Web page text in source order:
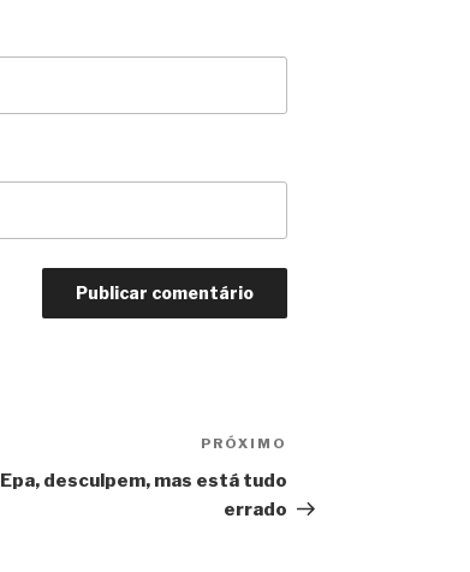
PRÓXIMO
Epa, desculpem, mas está tudo
errado